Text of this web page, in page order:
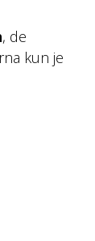
, de
kun je